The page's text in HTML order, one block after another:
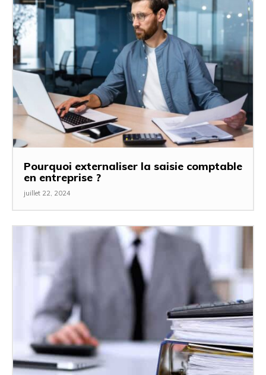
Pourquoi externaliser la saisie comptable
en entreprise ?
juillet 22, 2024